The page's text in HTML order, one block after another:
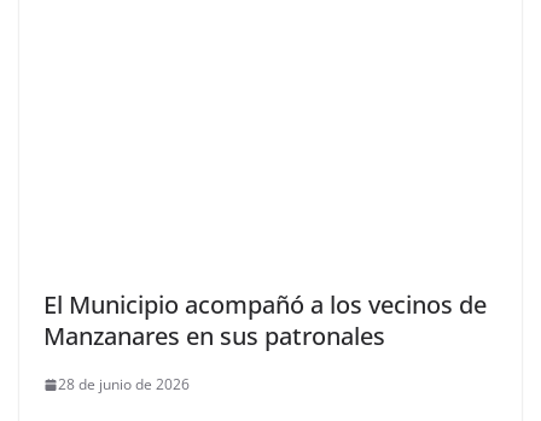
El Municipio acompañó a los vecinos de
Manzanares en sus patronales
28 de junio de 2026